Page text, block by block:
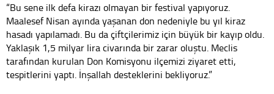
“Bu sene ilk defa kirazı olmayan bir festival yapıyoruz.
Maalesef Nisan ayında yaşanan don nedeniyle bu yıl kiraz
hasadı yapılamadı. Bu da çiftçilerimiz için büyük bir kayıp oldu.
Yaklaşık 1,5 milyar lira civarında bir zarar oluştu. Meclis
tarafından kurulan Don Komisyonu ilçemizi ziyaret etti,
tespitlerini yaptı. İnşallah desteklerini bekliyoruz.”